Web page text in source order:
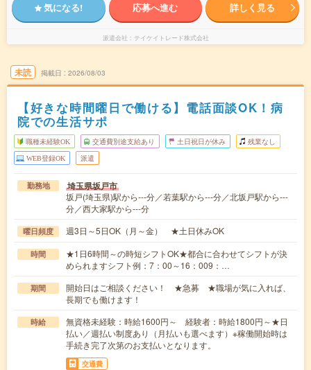
気になる! 応募へ進む 詳しく見る
派遣会社 テイケイトレード株式会社
未読 掲載日 2026/08/03
【好きな時間曜日で働ける】電話面談OK！病
院での生活サポ
職種未経験OK 交通費別途支給あり 土日祝日が休み 残業なし
WEB登録OK 派遣
勤務地 埼玉県坂戸市
坂戸(埼玉県)駅から---分／若葉駅から---分／北坂戸駅から---
分／西大家駅から---分
曜日頻度 週3日～5日OK（月～金） ★土日休みOK
時間
★1日6時間～の時短シフトOK★都合に合わせてシフトが決
められますシフト例：7：00～16：009：…
期間
開始日はご相談ください！ ★急募 ★職場が気に入れば、
長期でも働けます！
時給
無資格未経験：時給1600円～ 経験者：時給1800円～★日
払い／週払い制度あり（月払いも選べます）※稼働開始時は
手続き完了次第のお支払いとなります。
交通費